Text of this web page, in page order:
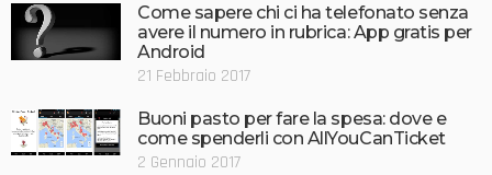
Come sapere chi ci ha telefonato senza
avere il numero in rubrica: App gratis per
Android
21 Febbraio 2017
Buoni pasto per fare la spesa: dove e
come spenderli con AllYouCanTicket
2 Gennaio 2017